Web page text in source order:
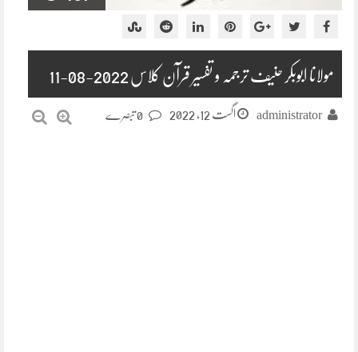
مولانا ابوبکر حنیف ترجمہ و تفسیر قرآن کلاس 2022-08-11
administrator اگست 12, 2022